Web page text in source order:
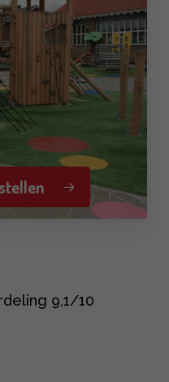
ervaring